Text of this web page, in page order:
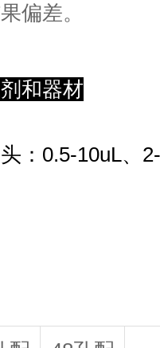
偏差。
和器材
：0.5-10uL、